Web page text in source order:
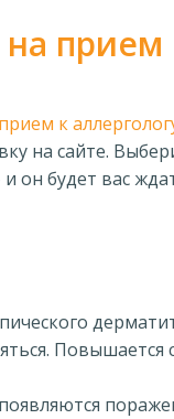
на прием
к
на сайте.
и он будет вас